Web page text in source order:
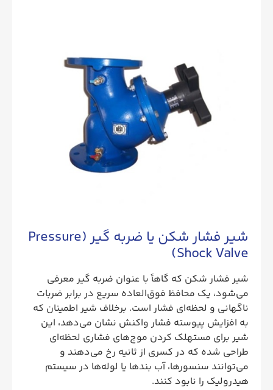
شیر فشار شکن یا ضربه گیر (Pressure
Shock Valve)
شیر فشار شکن که گاهاً با عنوان ضربه گیر معرفی
می‌شود، یک محافظ فوق‌العاده سریع در برابر ضربات
ناگهانی و لحظه‌ای فشار است. برخلاف شیر اطمینان که
به افزایش پیوسته فشار واکنش نشان می‌دهد، این
شیر برای مستهلک کردن موج‌های فشاری لحظه‌ای
طراحی شده که در کسری از ثانیه رخ می‌دهند و
می‌توانند سنسورها، آب بندها یا لوله‌ها در سیستم
هیدرولیک را نابود کنند.